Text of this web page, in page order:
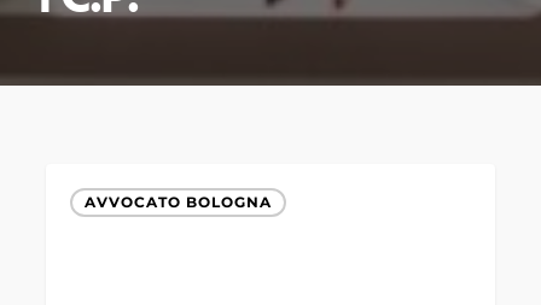
preventivo
AVVOCATO BOLOGNA